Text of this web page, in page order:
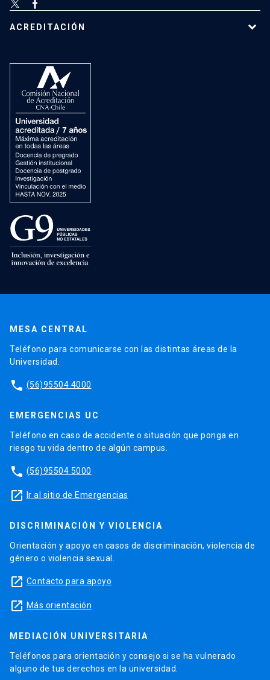
ACREDITACIÓN
MESA CENTRAL
Teléfono para comunicarse con las distintas áreas de la
Universidad.
phone (56)95504 4000
EMERGENCIAS UC
Teléfono en caso de accidente o situación que ponga en
riesgo tu vida dentro de algún campus.
phone (56)95504 5000
launch Ir al sitio de Emergencias
DISCRIMINACIÓN Y VIOLENCIA
Orientación y apoyo en casos de discriminación, violencia de
género o violencia sexual.
launch Contacto para apoyo
launch Más orientación
MEDIACIÓN UNIVERSITARIA
Teléfonos para orientación y consejo si se ha vulnerado
alguno de tus derechos en la universidad.